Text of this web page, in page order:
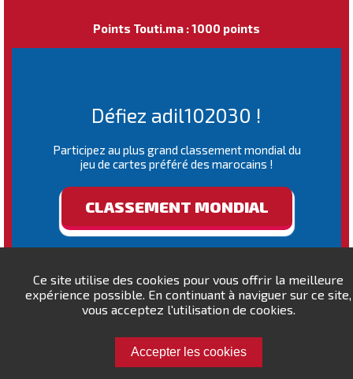
Ce site utilise des cookies pour vous offrir la meilleure
expérience possible. En continuant à naviguer sur ce site,
vous acceptez l'utilisation de cookies.
Accepter les cookies
Points Touti.ma : 1000 points
Défiez adil102030 !
Participez au plus grand classement mondial du
jeu de cartes préféré des marocains !
CLASSEMENT MONDIAL